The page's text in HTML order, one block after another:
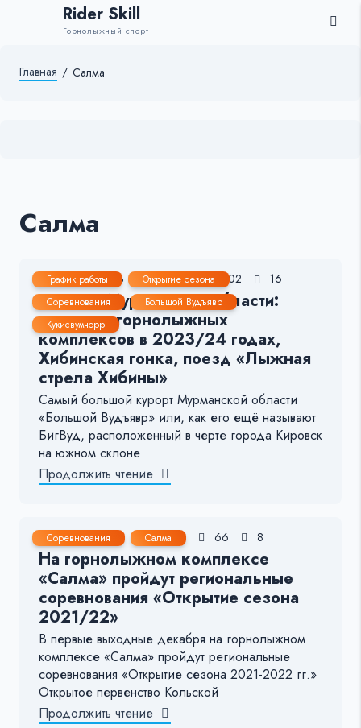
Rider Skill
Горнолыжный спорт
Главная / Салма
Салма
График работы
Открытие сезона
Соревнования
Большой Вудъявр
Кукисвумчорр
12 Ноя, 2023 3-4 мин. 302 16
Новости Мурманской области:
открытие горнолыжных
комплексов в 2023/24 годах,
Хибинская гонка, поезд «Лыжная
стрела Хибины»
Самый большой курорт Мурманской области
«Большой Вудъявр» или, как его ещё называют
БигВуд, расположенный в черте города Кировск
на южном склоне
Продолжить чтение
Соревнования Салма
3 Дек, 2021 < 1 мин. 66 8
На горнолыжном комплексе
«Салма» пройдут региональные
соревнования «Открытие сезона
2021/22»
В первые выходные декабря на горнолыжном
комплексе «Салма» пройдут региональные
соревнования «Открытие сезона 2021-2022 гг.»
Открытое первенство Кольской
Продолжить чтение